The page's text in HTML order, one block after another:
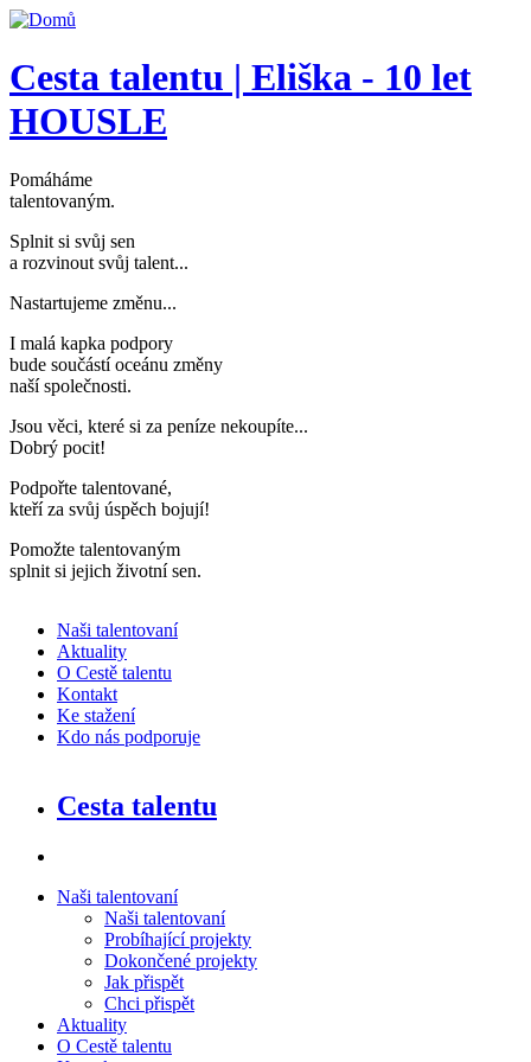
Přejít k hlavnímu obsahu
Cesta talentu | Eliška - 10 let
HOUSLE
Pomáháme
talentovaným.
Splnit si svůj sen
a rozvinout svůj talent...
Nastartujeme změnu...
I malá kapka podpory
bude součástí oceánu změny
naší společnosti.
Jsou věci, které si za peníze nekoupíte...
Dobrý pocit!
Podpořte talentované,
kteří za svůj úspěch bojují!
Pomožte talentovaným
splnit si jejich životní sen.
Naši talentovaní
Aktuality
O Cestě talentu
Kontakt
Ke stažení
Kdo nás podporuje
Cesta talentu
Naši talentovaní
Naši talentovaní
Probíhající projekty
Dokončené projekty
Jak přispět
Chci přispět
Aktuality
O Cestě talentu